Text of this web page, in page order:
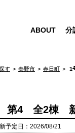
ABOUT 分
す 秦野市 春日町 1
第4 全2棟
予定日：2026/08/21